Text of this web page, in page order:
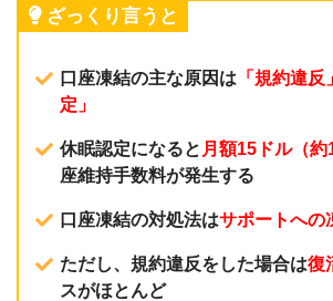
ざっくり言うと
口座凍結の主な原因は 「規約違反」
定」
休眠認定になると 月額15ドル（
座維持手数料が発生する
口座凍結の対処法はサポートへの
ただし、規約違反をした場合は復
スがほとんど